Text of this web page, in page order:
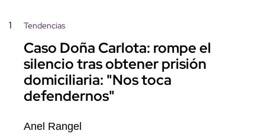
1 Tendencias
Caso Doña Carlota: rompe el
silencio tras obtener prisión
domiciliaria: "Nos toca
defendernos"
Anel Rangel